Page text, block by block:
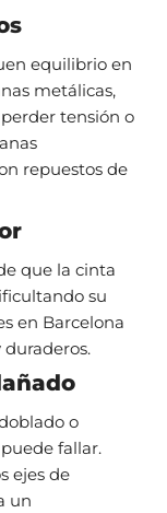
equilibrio en
metálicas,
tensión o
repuestos de
que la cinta
su
en Barcelona
o
fallar.
ejes de
un